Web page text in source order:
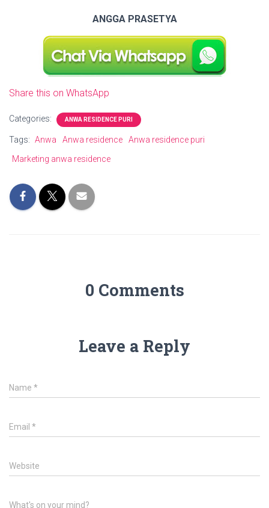
ANGGA PRASETYA
Share this on WhatsApp
Categories: ANWA RESIDENCE PURI
Tags: Anwa Anwa residence
Anwa residence puri
Marketing anwa residence
0 Comments
Leave a Reply
Name *
Email *
Website
What's on your mind?